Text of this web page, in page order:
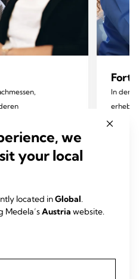
In den
we
your local
located inGlobal.
Medela’sAustria website.